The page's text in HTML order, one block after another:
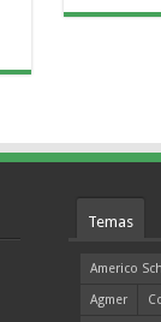
Temas
Americo
Agmer